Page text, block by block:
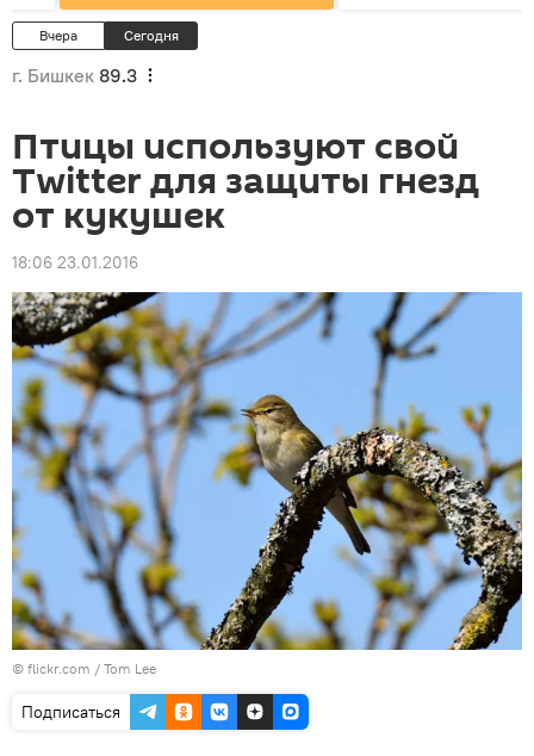
Вчера Сегодня
г. Бишкек 89.3
Птицы используют свой
Twitter для защиты гнезд
от кукушек
18:06 23.01.2016
© flickr.com / Tom Lee
Подписаться